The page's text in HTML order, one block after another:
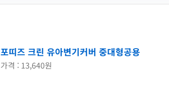
포띠즈 크린 유아변기커버 중대형공용
가격 : 13,640원